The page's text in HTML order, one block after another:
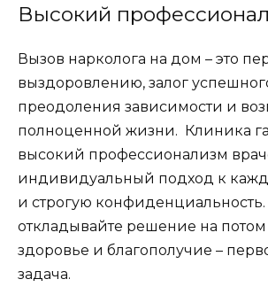
Высокий
Вызов нарколога на дом – это
выздоровлению, залог
преодоления зависимости и
полноценной жизни. Клиника
высокий профессионализм
индивидуальный подход к
и строгую
откладывайте решение на
здоровье и благополучие –
задача.